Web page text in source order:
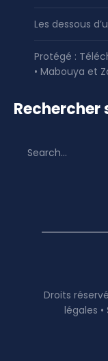
Les dessous
Protégé :
• Mabouya et
Rechercher
Droits
légales